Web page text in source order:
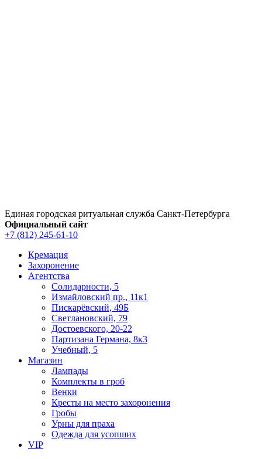
Единая городская ритуальная служба Санкт‑Петербурга
Официальный сайт
+7 (812) 245-61-10
Кремация
Захоронение
Агентства
Солидарности, 5
Измайловский пр., 11к1
Пискарёвский, 49Б
Светлановский, 79
Достоевского, 20-22
Партизана Германа, 8к3
Учебный, 5
Магазин
Лампады
Комплекты в гроб
Венки
Кресты на место захоронения
Гробы
Урны для праха
Одежда для усопших
VIP